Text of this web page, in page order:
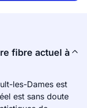
fibre actuel à
les-Dames est
est sans doute